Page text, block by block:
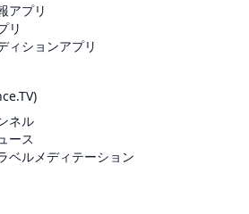
アプリ
リ
ィションアプリ
)
ネル
ース
ベルメディテーション